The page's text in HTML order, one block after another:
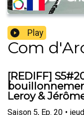
Play
Com
[REDIFF]
Leroy &
Saison 5, Ep. 20 •